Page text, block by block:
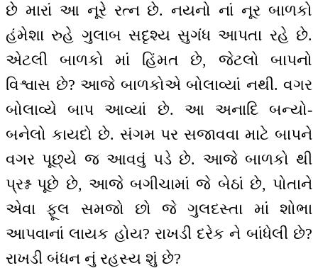
છે મારાં આ નૂરે રત્ન છે. નયનો નાં નૂર બાળકો
હંમેશા રુહે ગુલાબ સદૃશ્ય સુગંધ આપતા રહે છે.
એટલી બાળકો માં હિંમત છે, જેટલો બાપનો
વિશ્વાસ છે? આજે બાળકોએ બોલાવ્યાં નથી. વગર
બોલાવ્યે બાપ આવ્યાં છે. આ અનાદિ બન્યો-
બનેલો કાયદો છે. સંગમ પર સજાવવા માટે બાપને
વગર પૂછ્યે જ આવવું પડે છે. આજે બાળકો થી
પ્રશ્ન પૂછે છે, આજે બગીચામાં જે બેઠાં છે, પોતાને
એવા ફૂલ સમજો છો જે ગુલદસ્તા માં શોભા
આપવાનાં લાયક હોય? રાખડી દરેક ને બાંધેલી છે?
રાખડી બંધન નું રહસ્ય શું છે?